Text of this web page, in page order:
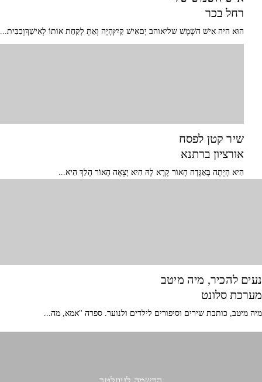
רחל בכר
הוּא היה אִישׁ השֶׁמֶשׁ שליאוהב יָםאִישׁ קַיִץהָיָה וְאַתְּ לָקַחַת אוֹתוֹ לְאִישֵׁךְוְכִבִּית...
שיר קטן לפסח
אורציון ברתנא
הִיא הָיְתָה בָּאַגָּדָה הָאוֹר קָרָא לָהּ הִיא יָצְאָה הָאוֹר הָלַךְ הִיא...
נעים להכיר, מיה מיטב
מערכת סלונט
מיה מיטב, כותבת שירים וסיפורים לילדים ולנוער. ספרה "אמא, מה...